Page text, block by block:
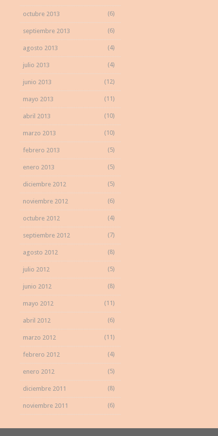
octubre 2013 (6)
septiembre 2013 (6)
agosto 2013 (4)
julio 2013 (4)
junio 2013 (12)
mayo 2013 (11)
abril 2013 (10)
marzo 2013 (10)
febrero 2013 (5)
enero 2013 (5)
diciembre 2012 (5)
noviembre 2012 (6)
octubre 2012 (4)
septiembre 2012 (7)
agosto 2012 (8)
julio 2012 (5)
junio 2012 (8)
mayo 2012 (11)
abril 2012 (6)
marzo 2012 (11)
febrero 2012 (4)
enero 2012 (5)
diciembre 2011 (8)
noviembre 2011 (6)